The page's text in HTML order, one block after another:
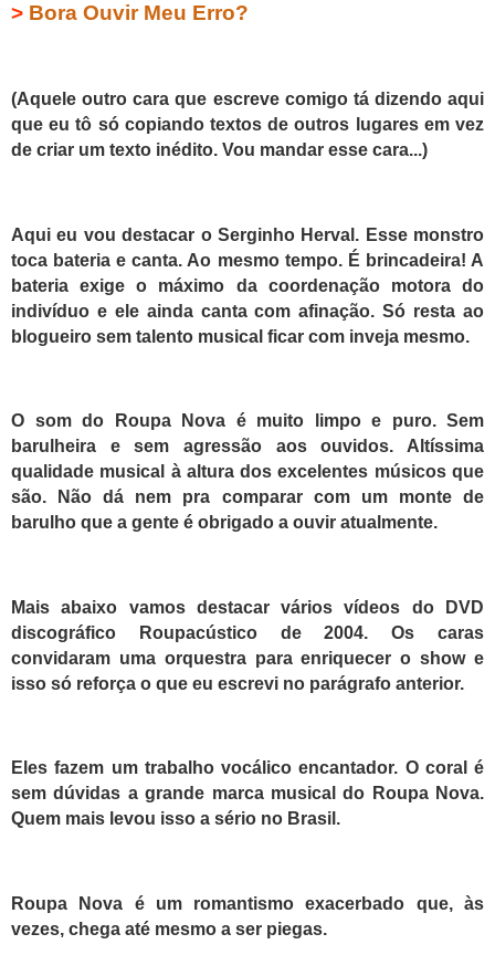
> Bora Ouvir Meu Erro?
(Aquele outro cara que escreve comigo tá dizendo aqui
que eu tô só copiando textos de outros lugares em vez
de criar um texto inédito. Vou mandar esse cara...)
Aqui eu vou destacar o Serginho Herval. Esse monstro
toca bateria e canta. Ao mesmo tempo. É brincadeira! A
bateria exige o máximo da coordenação motora do
indivíduo e ele ainda canta com afinação. Só resta ao
blogueiro sem talento musical ficar com inveja mesmo.
O som do Roupa Nova é muito limpo e puro. Sem
barulheira e sem agressão aos ouvidos. Altíssima
qualidade musical à altura dos excelentes músicos que
são. Não dá nem pra comparar com um monte de
barulho que a gente é obrigado a ouvir atualmente.
Mais abaixo vamos destacar vários vídeos do DVD
discográfico Roupacústico de 2004. Os caras
convidaram uma orquestra para enriquecer o show e
isso só reforça o que eu escrevi no parágrafo anterior.
Eles fazem um trabalho vocálico encantador. O coral é
sem dúvidas a grande marca musical do Roupa Nova.
Quem mais levou isso a sério no Brasil.
Roupa Nova é um romantismo exacerbado que, às
vezes, chega até mesmo a ser piegas.